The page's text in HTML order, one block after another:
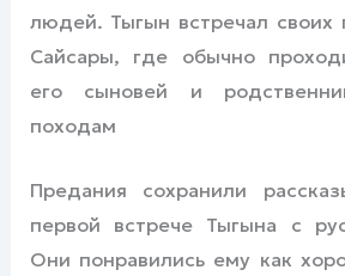
людей. Тыгын встречал своих
Сайсары, где обычно
его сыновей и
походам
Предания сохранили
первой встрече Тыгына с
Они понравились ему как